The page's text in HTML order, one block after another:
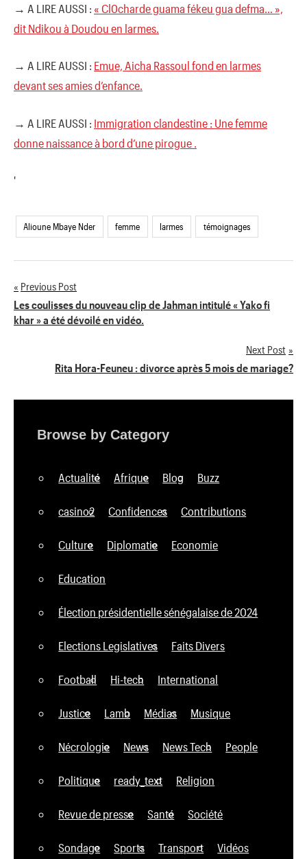
→ A LIRE AUSSI : « Cl0charde guama fékeu gua defma… »,
dit Ndikou à Doudou en larmes.
→ A LIRE AUSSI : Emue, Aicha Rassoul fond en larmes
devant ses amies d’enfance.
→ A LIRE AUSSI : Immigration clandestine : Une femme
donne naissance à bord d’une pirogue .
'
Alioune Mbaye Nder femme larmes témoignages
Navigation
de
Previous Post
Les coulisses du nouveau clip de Jahman intitulé « Yako fi
khar » a été dévoilé en vidéo.
Next Post
Rita Hora-Feuneu : divorce après 5 mois de mariage?
Browse by Category
Actualité Afrique Blog Buzz
casino2 Confidences Contributions
Culture Diplomatie Economie
Education
Élection présidentielle sénégalaise de 2024
Elections Legislatives Faits Divers
Football Hi-tech International
Justice Lamb Médias Musique
Nécrologie News News Tech People
Politique ready_text Religion
Revue de presse Santé Société
Sondage Sports Transport Vidéos